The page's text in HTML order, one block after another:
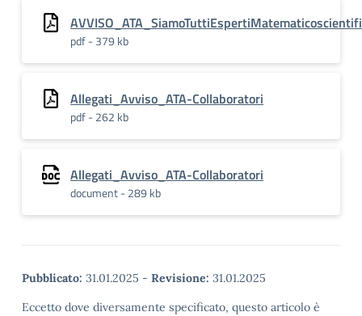
pdf - 379 kb
Allegati_Avviso_ATA-Collaboratori
pdf - 262 kb
Allegati_Avviso_ATA-Collaboratori
document - 289 kb
Pubblicato: 31.01.2025 - Revisione: 31.01.2025
Eccetto dove diversamente specificato, questo articolo è